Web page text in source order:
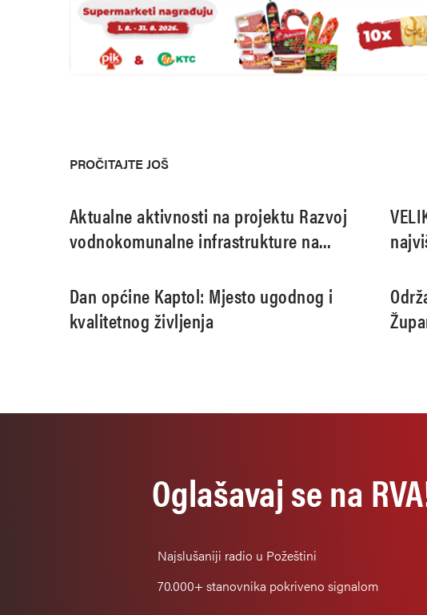
PROČITAJTE JOŠ
Aktualne aktivnosti na projektu Razvoj
vodnokomunalne infrastrukture na
Dan općine Kaptol: Mjesto ugodnog i
kvalitetnog življenja
Oglašavaj se na
Najslušaniji radio u Požeštini
70.000+ stanovnika pokriveno signalom